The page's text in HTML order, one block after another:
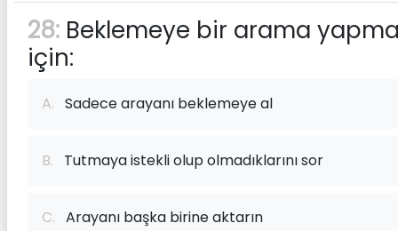
28: Beklemeye bir arama
için:
A. Sadece arayanı beklemeye al
B. Tutmaya istekli olup olmadıklarını sor
C. Arayanı başka birine aktarın